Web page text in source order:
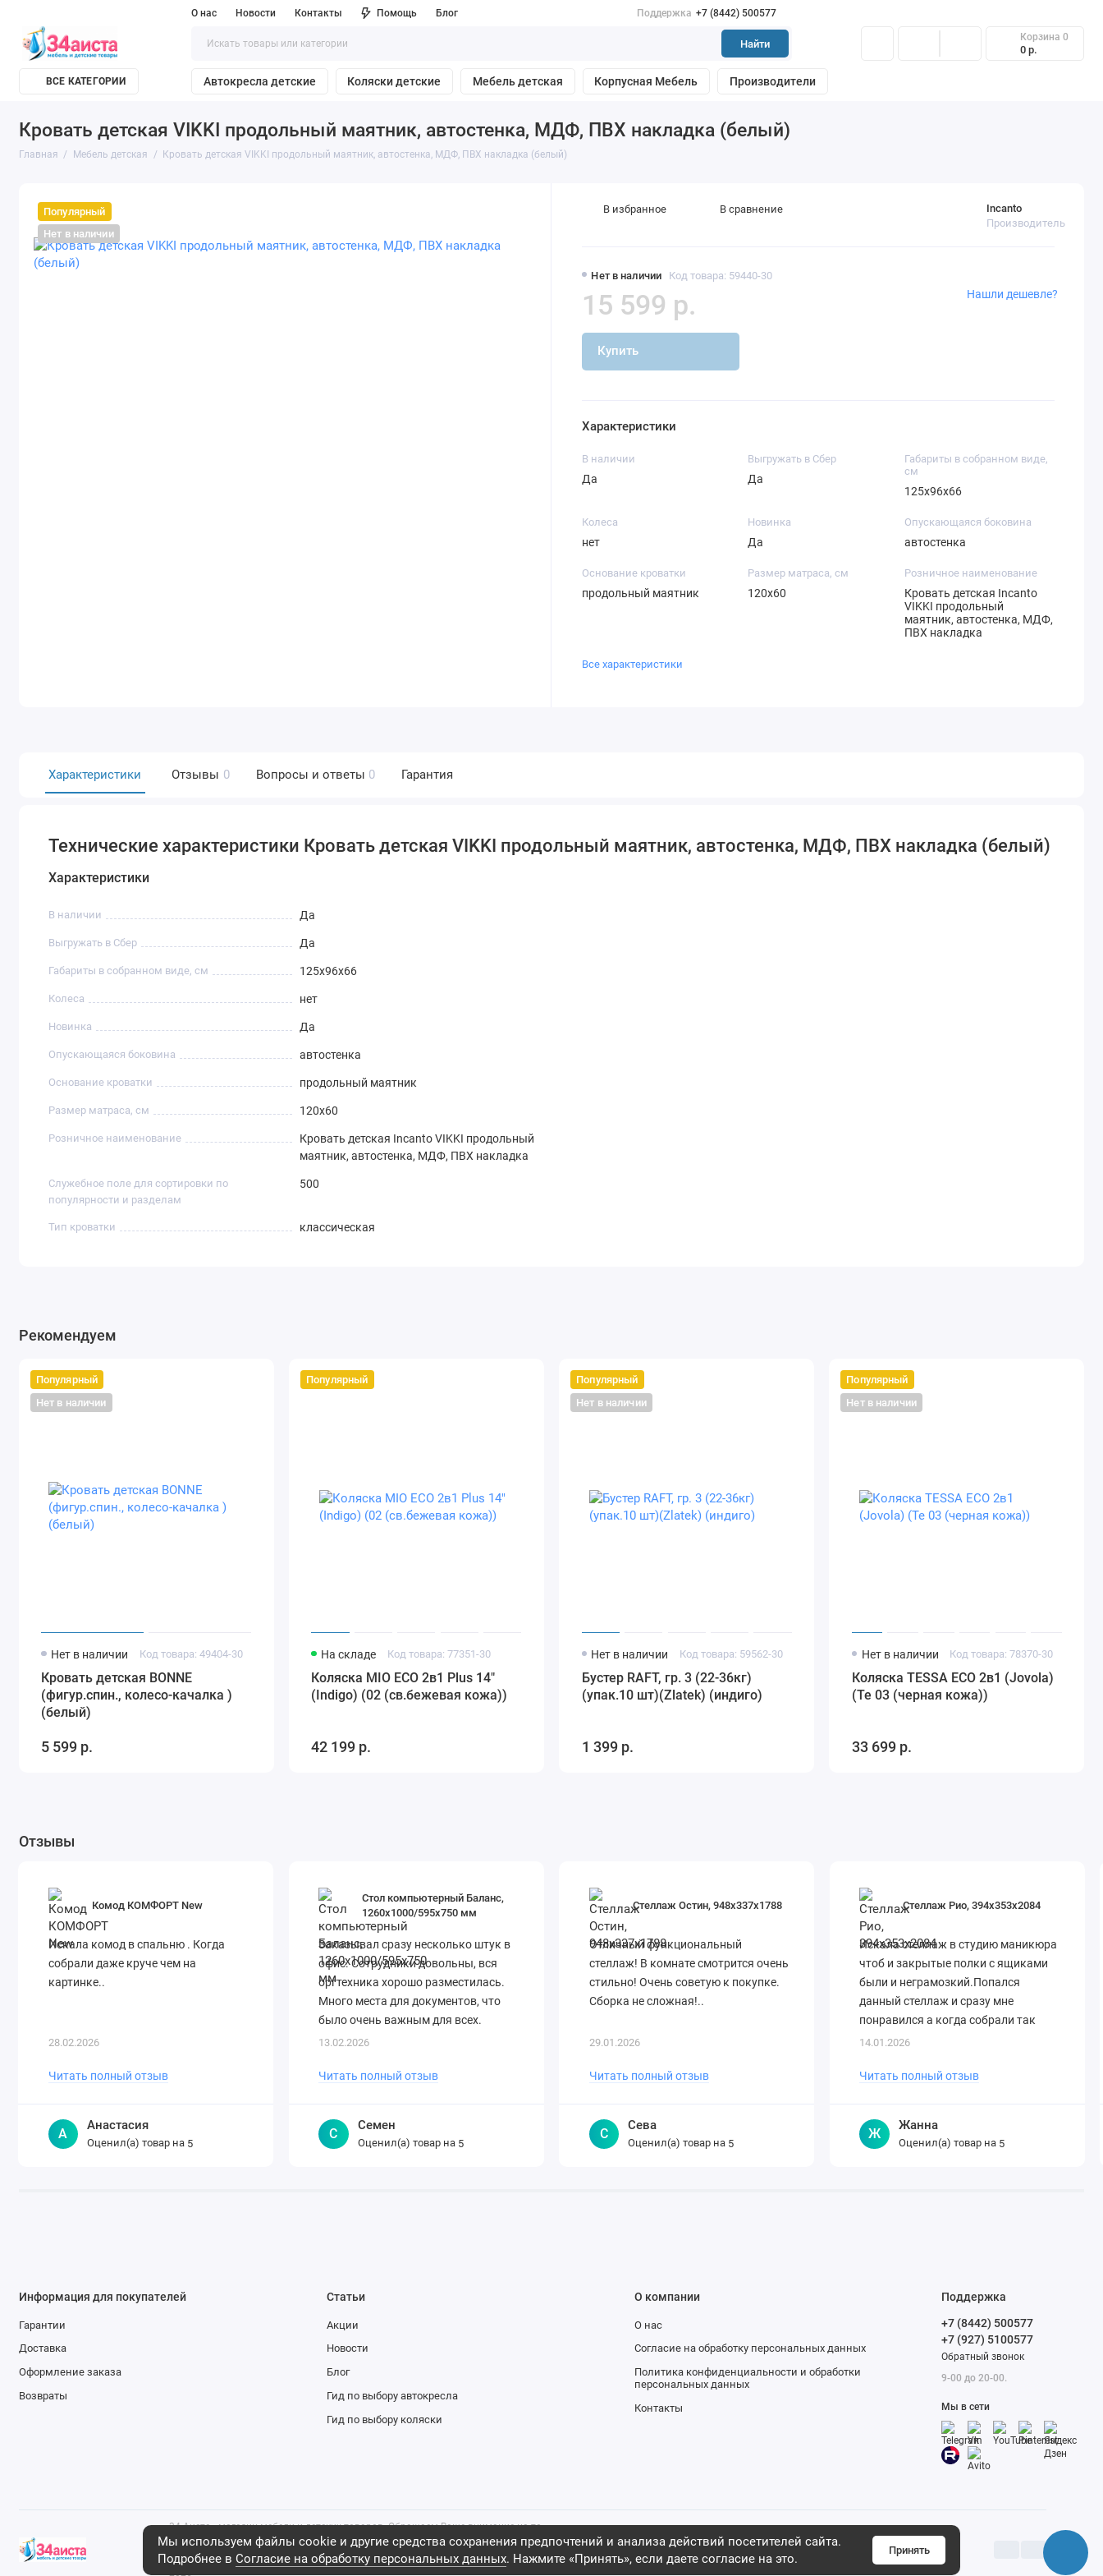
О нас Новости Контакты Помощь Блог Поддержка +7 (8442) 500577
Найти
Корзина 0
0 р.
ВСЕ КАТЕГОРИИ Автокресла детские Коляски детские Мебель детская Корпусная Мебель Производители
Кровать детская VIKKI продольный маятник, автостенка, МДФ, ПВХ накладка (белый)
Главная Мебель детская Кровать детская VIKKI продольный маятник, автостенка, МДФ, ПВХ накладка (белый)
Популярный
Нет в наличии
Нет в наличии Код товара: 59440-30
Incanto
Производитель
15 599 р.
Купить
Нашли дешевле?
В избранное В сравнение
Характеристики
В наличии
Да
Выгружать в Сбер
Да
Габариты в собранном виде,
см
125х96х66
Колеса
нет
Новинка
Да
Опускающаяся боковина
автостенка
Основание кроватки
продольный маятник
Размер матраса, см
120х60
Розничное наименование
Кровать детская Incanto
VIKKI продольный
маятник, автостенка, МДФ,
ПВХ накладка
Все характеристики
Характеристики Отзывы 0 Вопросы и ответы 0 Гарантия
Технические характеристики Кровать детская VIKKI продольный маятник, автостенка, МДФ, ПВХ накладка (белый)
Характеристики
В наличии Да
Выгружать в Сбер Да
Габариты в собранном виде, см 125х96х66
Колеса нет
Новинка Да
Опускающаяся боковина автостенка
Основание кроватки продольный маятник
Размер матраса, см 120х60
Розничное наименование
Кровать детская Incanto VIKKI продольный
маятник, автостенка, МДФ, ПВХ накладка
Служебное поле для сортировки по
популярности и разделам
500
Тип кроватки классическая
Рекомендуем
Популярный
Нет в наличии
Нет в наличии Код товара: 49404-30
Кровать детская BONNE
(фигур.спин., колесо-качалка )
(белый)
5 599 р.
Популярный
На складе Код товара: 77351-30
Коляска MIO ECO 2в1 Plus 14"
(Indigo) (02 (св.бежевая кожа))
42 199 р.
Популярный
Нет в наличии
Нет в наличии Код товара: 59562-30
Бустер RAFT, гр. 3 (22-36кг)
(упак.10 шт)(Zlatek) (индиго)
1 399 р.
Популярный
Нет в наличии
Нет в наличии Код товара: 78370-30
Коляска TESSA ECO 2в1 (Jovola)
(Te 03 (черная кожа))
33 699 р.
Отзывы
Комод КОМФОРТ New
Искала комод в спальню . Когда
собрали даже круче чем на
картинке..
28.02.2026
Читать полный отзыв
А
Анастасия
Оценил(а) товар на 5
Стол компьютерный Баланс,
1260х1000/595х750 мм
Заказывал сразу несколько штук в
офис. Сотрудники довольны, вся
оргтехника хорошо разместилась.
Много места для документов, что
было очень важным для всех.
Доставили оперативно! В целом,
13.02.2026
Читать полный отзыв
С
Семен
Оценил(а) товар на 5
Стеллаж Остин, 948х337х1788
Отличный функциональный
стеллаж! В комнате смотрится очень
стильно! Очень советую к покупке.
Сборка не сложная!..
29.01.2026
Читать полный отзыв
С
Сева
Оценил(а) товар на 5
Стеллаж Рио, 394х353х2084
Искала стеллаж в студию маникюра
чтоб и закрытые полки с ящиками
были и неграмозкий.Попался
данный стеллаж и сразу мне
понравился а когда собрали так
случилась любовь. Подошел по всем
14.01.2026
Читать полный отзыв
Ж
Жанна
Оценил(а) товар на 5
Мы используем файлы cookie и другие средства сохранения предпочтений и анализа действий посетителей сайта.
Подробнее в Согласие на обработку персональных данных. Нажмите «Принять», если даете согласие на это.
Принять
Информация для покупателей
Гарантии
Доставка
Оформление заказа
Возвраты
Статьи
Акции
Новости
Блог
Гид по выбору автокресла
Гид по выбору коляски
О компании
О нас
Согласие на обработку персональных данных
Политика конфиденциальности и обработки
персональных данных
Контакты
Поддержка
+7 (8442) 500577
+7 (927) 5100577
Обратный звонок
9-00 до 20-00.
Мы в сети
34 Аиста - магазин мебели и детских товаров. Обращаем Ваше внимание на то,
что данный интернет-сайт носит исключительно информационный характер и
ни при каких условиях не является публичной офертой, определяемой
положениями ст. 437 Гражданского кодекса Российской Федерации, 2009 -
2026